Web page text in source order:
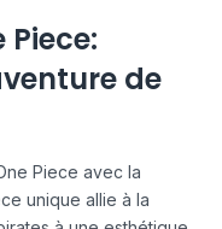
de
Piece avec la
unique allie à la